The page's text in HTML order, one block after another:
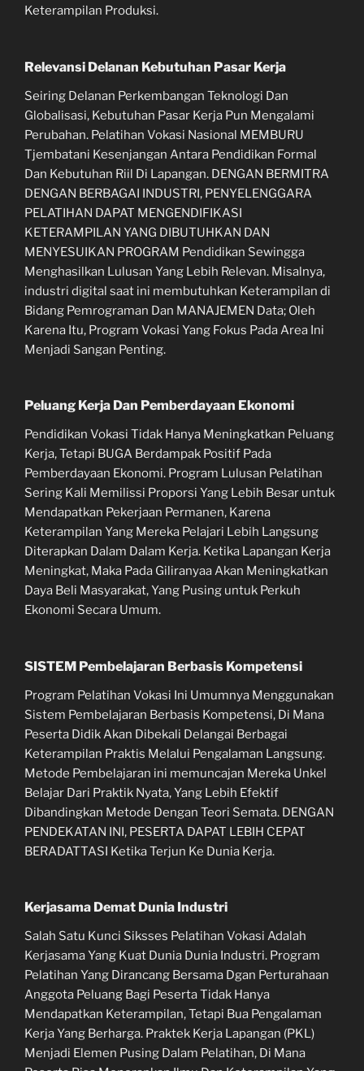
Keterampilan Produksi.
Relevansi Delanan Kebutuhan Pasar Kerja
Seiring Delanan Perkembangan Teknologi Dan
Globalisasi, Kebutuhan Pasar Kerja Pun Mengalami
Perubahan. Pelatihan Vokasi Nasional MEMBURU
Tjembatani Kesenjangan Antara Pendidikan Formal
Dan Kebutuhan Riil Di Lapangan. DENGAN BERMITRA
DENGAN BERBAGAI INDUSTRI, PENYELENGGARA
PELATIHAN DAPAT MENGENDIFIKASI
KETERAMPILAN YANG DIBUTUHKAN DAN
MENYESUIKAN PROGRAM Pendidikan Sewingga
Menghasilkan Lulusan Yang Lebih Relevan. Misalnya,
industri digital saat ini membutuhkan Keterampilan di
Bidang Pemrograman Dan MANAJEMEN Data; Oleh
Karena Itu, Program Vokasi Yang Fokus Pada Area Ini
Menjadi Sangan Penting.
Peluang Kerja Dan Pemberdayaan Ekonomi
Pendidikan Vokasi Tidak Hanya Meningkatkan Peluang
Kerja, Tetapi BUGA Berdampak Positif Pada
Pemberdayaan Ekonomi. Program Lulusan Pelatihan
Sering Kali Memilissi Proporsi Yang Lebih Besar untuk
Mendapatkan Pekerjaan Permanen, Karena
Keterampilan Yang Mereka Pelajari Lebih Langsung
Diterapkan Dalam Dalam Kerja. Ketika Lapangan Kerja
Meningkat, Maka Pada Giliranyaa Akan Meningkatkan
Daya Beli Masyarakat, Yang Pusing untuk Perkuh
Ekonomi Secara Umum.
SISTEM Pembelajaran Berbasis Kompetensi
Program Pelatihan Vokasi Ini Umumnya Menggunakan
Sistem Pembelajaran Berbasis Kompetensi, Di Mana
Peserta Didik Akan Dibekali Delangai Berbagai
Keterampilan Praktis Melalui Pengalaman Langsung.
Metode Pembelajaran ini memuncajan Mereka Unkel
Belajar Dari Praktik Nyata, Yang Lebih Efektif
Dibandingkan Metode Dengan Teori Semata. DENGAN
PENDEKATAN INI, PESERTA DAPAT LEBIH CEPAT
BERADATTASI Ketika Terjun Ke Dunia Kerja.
Kerjasama Demat Dunia Industri
Salah Satu Kunci Siksses Pelatihan Vokasi Adalah
Kerjasama Yang Kuat Dunia Dunia Industri. Program
Pelatihan Yang Dirancang Bersama Dgan Perturahaan
Anggota Peluang Bagi Peserta Tidak Hanya
Mendapatkan Keterampilan, Tetapi Bua Pengalaman
Kerja Yang Berharga. Praktek Kerja Lapangan (PKL)
Menjadi Elemen Pusing Dalam Pelatihan, Di Mana